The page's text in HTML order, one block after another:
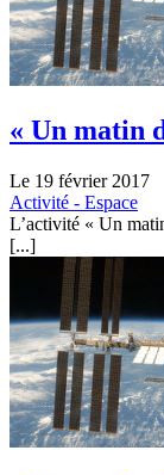
« Un matin
Le 19 février 2017
Activité - Espace
L’activité « Un
[...]